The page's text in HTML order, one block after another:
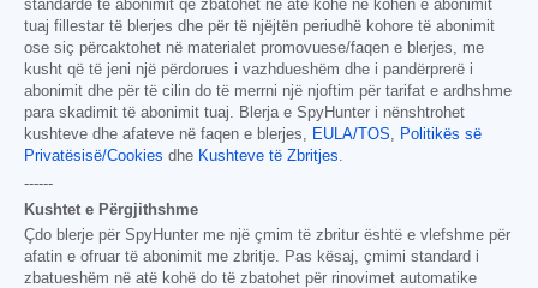
standarde të abonimit që zbatohet në atë kohë në kohën e abonimit
tuaj fillestar të blerjes dhe për të njëjtën periudhë kohore të abonimit
ose siç përcaktohet në materialet promovuese/faqen e blerjes, me
kusht që të jeni një përdorues i vazhdueshëm dhe i pandërprerë i
abonimit dhe për të cilin do të merrni një njoftim për tarifat e ardhshme
para skadimit të abonimit tuaj. Blerja e SpyHunter i nënshtrohet
kushteve dhe afateve në faqen e blerjes,
EULA/TOS
Politikës së
Privatësisë/Cookies dhe Kushteve të Zbritjes
------
Kushtet e Përgjithshme
Çdo blerje për SpyHunter me një çmim të zbritur është e vlefshme për
afatin e ofruar të abonimit me zbritje. Pas kësaj, çmimi standard i
zbatueshëm në atë kohë do të zbatohet për rinovimet automatike